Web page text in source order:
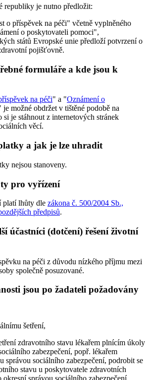
republiky je nutno předložit:
o příspěvek na péči" včetně vyplněného
o poskytovateli pomoci",
států Evropské unie předloží potvrzení o
pojišťovně.
formuláře a kde jsou k
na péči" a "Oznámení o
je možné obdržet v tištěné podobě na
si je stáhnout z internetových stránek
věcí.
a jak je lze uhradit
nejsou stanoveny.
pro vyřízení
platí lhůty dle zákona č. 500/2004 Sb.,
předpisů.
účastníci (dotčení) řešení životní
na péči z důvodu nízkého příjmu mezi
společně posuzované.
jsou po žadateli požadovány
šetření,
zdravotního stavu lékařem plnícím úkoly
zabezpečení, popř. lékařem
správou sociálního zabezpečení, podrobit se
stavu u poskytovatele zdravotních